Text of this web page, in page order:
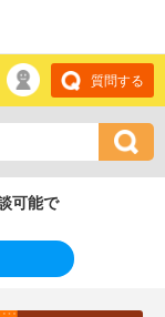
質問する
可能で